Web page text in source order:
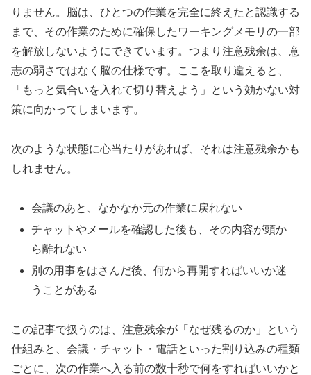
りません。脳は、ひとつの作業を完全に終えたと認識する
まで、その作業のために確保したワーキングメモリの一部
を解放しないようにできています。つまり注意残余は、意
志の弱さではなく脳の仕様です。ここを取り違えると、
「もっと気合いを入れて切り替えよう」という効かない対
策に向かってしまいます。
次のような状態に心当たりがあれば、それは注意残余かも
しれません。
会議のあと、なかなか元の作業に戻れない
チャットやメールを確認した後も、その内容が頭か
ら離れない
別の用事をはさんだ後、何から再開すればいいか迷
うことがある
この記事で扱うのは、注意残余が「なぜ残るのか」という
仕組みと、会議・チャット・電話といった割り込みの種類
ごとに、次の作業へ入る前の数十秒で何をすればいいかと